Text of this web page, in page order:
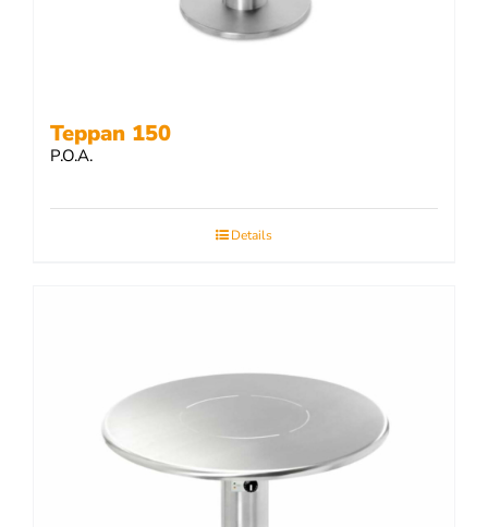
Teppan 150
P.O.A.
Details